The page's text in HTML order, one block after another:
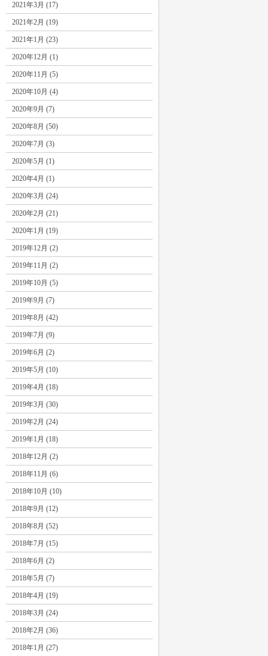
2021年3月 (17)
2021年2月 (19)
2021年1月 (23)
2020年12月 (1)
2020年11月 (5)
2020年10月 (4)
2020年9月 (7)
2020年8月 (50)
2020年7月 (3)
2020年5月 (1)
2020年4月 (1)
2020年3月 (24)
2020年2月 (21)
2020年1月 (19)
2019年12月 (2)
2019年11月 (2)
2019年10月 (5)
2019年9月 (7)
2019年8月 (42)
2019年7月 (9)
2019年6月 (2)
2019年5月 (10)
2019年4月 (18)
2019年3月 (30)
2019年2月 (24)
2019年1月 (18)
2018年12月 (2)
2018年11月 (6)
2018年10月 (10)
2018年9月 (12)
2018年8月 (52)
2018年7月 (15)
2018年6月 (2)
2018年5月 (7)
2018年4月 (19)
2018年3月 (24)
2018年2月 (36)
2018年1月 (27)